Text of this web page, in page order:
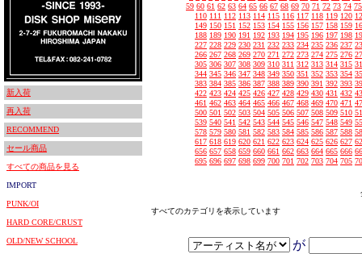
新入荷
再入荷
RECOMMEND
セール商品
すべての商品を見る
IMPORT
PUNK/OI
HARD CORE/CRUST
OLD/NEW SCHOOL
59 60 61 62 63 64 65 66 67 68 69 70 71 72 73 74 75
110 111 112 113 114 115 116 117 118 119 120
149 150 151 152 153 154 155 156 157 158 159
188 189 190 191 192 193 194 195 196 197 198
227 228 229 230 231 232 233 234 235 236 237
266 267 268 269 270 271 272 273 274 275 276
305 306 307 308 309 310 311 312 313 314 315
344 345 346 347 348 349 350 351 352 353 354
383 384 385 386 387 388 389 390 391 392 393
422 423 424 425 426 427 428 429 430 431 432
461 462 463 464 465 466 467 468 469 470 471
500 501 502 503 504 505 506 507 508 509 510
539 540 541 542 543 544 545 546 547 548 549
578 579 580 581 582 583 584 585 586 587 588
617 618 619 620 621 622 623 624 625 626 627
656 657 658 659 660 661 662 663 664 665 666
695 696 697 698 699 700 701 702 703 704 705
すべてのカテゴリを表示しています
が